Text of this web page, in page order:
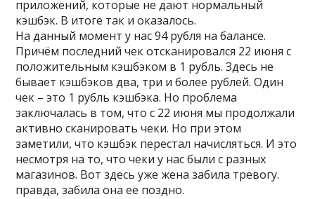
приложений, которые не дают нормальный
кэшбэк. В итоге так и оказалось.
На данный момент у нас 94 рубля на балансе.
Причём последний чек отсканировался 22 июня с
положительным кэшбэком в 1 рубль. Здесь не
бывает кэшбэков два, три и более рублей. Один
чек – это 1 рубль кэшбэка. Но проблема
заключалась в том, что с 22 июня мы продолжали
активно сканировать чеки. Но при этом
заметили, что кэшбэк перестал начисляться. И это
несмотря на то, что чеки у нас были с разных
магазинов. Вот здесь уже жена забила тревогу.
правда, забила она её поздно.